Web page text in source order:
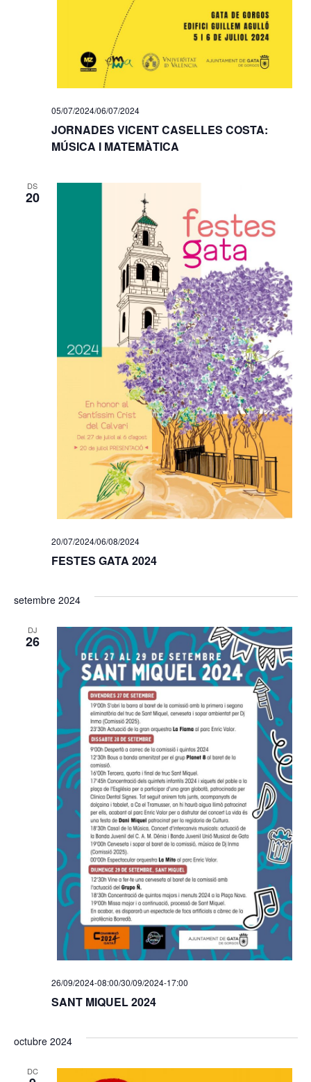
JORNADES VICENT CASELLES COSTA:
MÚSICA I MATEMÀTICA
05/07/2024/06/07/2024
DS
20
FESTES GATA 2024
20/07/2024/06/08/2024
setembre 2024
DJ
26
SANT MIQUEL 2024
26/09/2024-08:00/30/09/2024-17:00
octubre 2024
DC